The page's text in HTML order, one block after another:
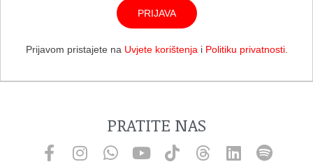
PRIJAVA
Prijavom pristajete na Uvjete korištenja i Politiku privatnosti.
PRATITE NAS